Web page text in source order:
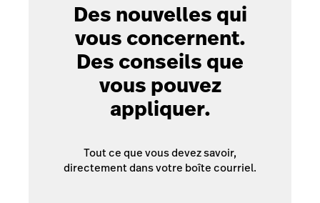
Des nouvelles qui
vous concernent.
Des conseils que
vous pouvez
appliquer.
Tout ce que vous devez savoir,
directement dans votre boîte courriel.